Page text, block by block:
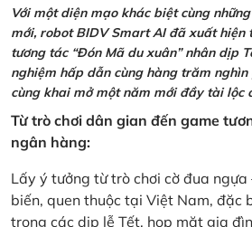
Với một diện mạo khác biệt cùng
mới, robot BIDV Smart AI đã xuất
tương tác “Đón Mã du xuân” nhân dịp
nghiệm hấp dẫn cùng hàng trăm
cùng khai mở một năm mới đầy tài lộc
Từ trò chơi dân gian đến game
ngân hàng:
Lấy ý tưởng từ trò chơi cờ đua ngựa
biến, quen thuộc tại Việt Nam, đặc
trong các dịp lễ Tết, họp mặt gia